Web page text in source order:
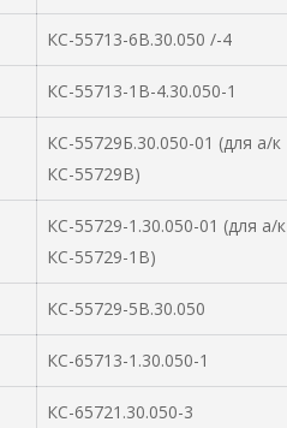
КС-55713-6В.30.050 /-4
КС-55713-1В-4.30.050-1
КС-55729Б.30.050-01 (для а/к
КС-55729В)
КС-55729-1.30.050-01 (для а/к
КС-55729-1В)
КС-55729-5В.30.050
КС-65713-1.30.050-1
КС-65721.30.050-3